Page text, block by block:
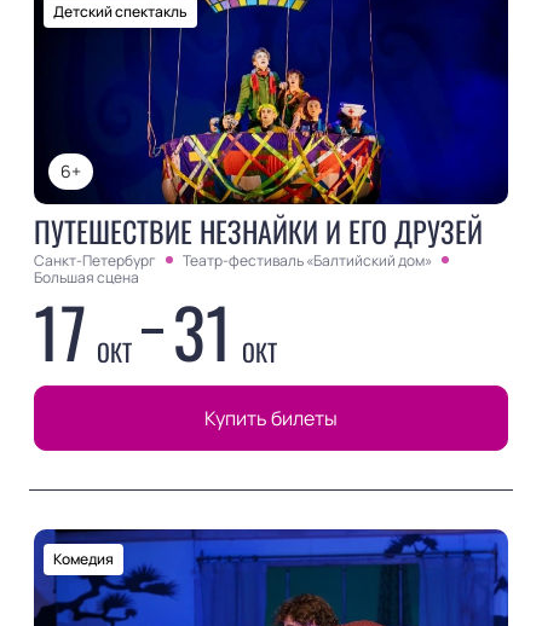
6+
Детский спектакль
ПУТЕШЕСТВИЕ НЕЗНАЙКИ И ЕГО ДРУЗЕЙ
Санкт-Петербург
Театр-фестиваль «Балтийский дом»
Большая сцена
17 ОКТ 31 ОКТ
Купить билеты
Комедия